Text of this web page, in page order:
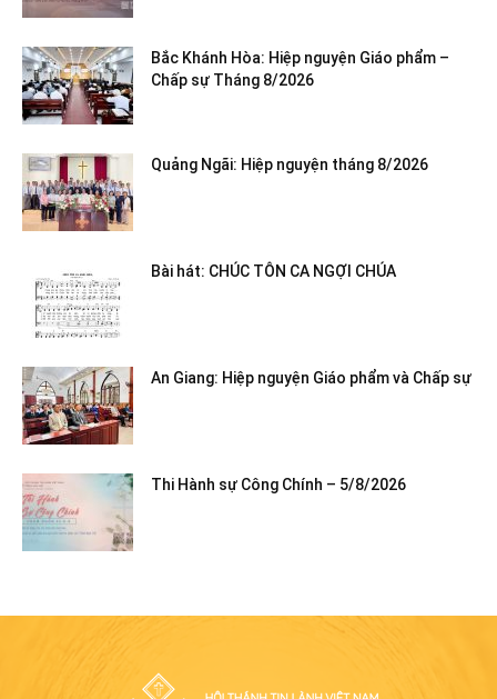
Bắc Khánh Hòa: Hiệp nguyện Giáo phẩm –
Chấp sự Tháng 8/2026
Quảng Ngãi: Hiệp nguyện tháng 8/2026
Bài hát: CHÚC TÔN CA NGỢI CHÚA
An Giang: Hiệp nguyện Giáo phẩm và Chấp sự
Thi Hành sự Công Chính – 5/8/2026